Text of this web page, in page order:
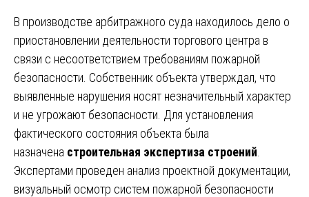
В производстве арбитражного суда находилось дело о
приостановлении деятельности торгового центра в
связи с несоответствием требованиям пожарной
безопасности. Собственник объекта утверждал, что
выявленные нарушения носят незначительный характер
и не угрожают безопасности. Для установления
фактического состояния объекта была
назначена строительная экспертиза строений
Экспертами проведен анализ проектной документации,
визуальный осмотр систем пожарной безопасности